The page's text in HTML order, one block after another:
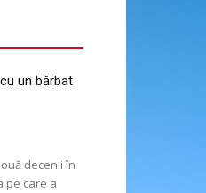
un bărbat
decenii în
pe care a